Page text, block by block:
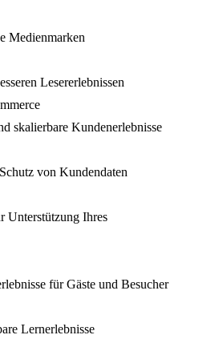
Medienmarken
Lesererlebnissen
skalierbare Kundenerlebnisse
von Kundendaten
Unterstützung Ihres
für Gäste und Besucher
Lernerlebnisse